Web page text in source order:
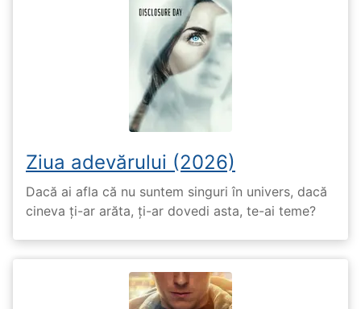
Ziua adevărului (2026)
Dacă ai afla că nu suntem singuri în univers, dacă
cineva ți-ar arăta, ți-ar dovedi asta, te-ai teme?